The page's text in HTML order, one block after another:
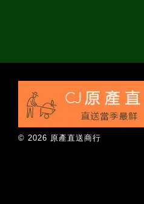
© 2026 原產直送商行